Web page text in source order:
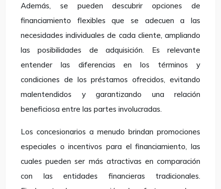
Además, se pueden descubrir opciones de
financiamiento flexibles que se adecuen a las
necesidades individuales de cada cliente, ampliando
las posibilidades de adquisición. Es relevante
entender las diferencias en los términos y
condiciones de los préstamos ofrecidos, evitando
malentendidos y garantizando una relación
beneficiosa entre las partes involucradas.
Los concesionarios a menudo brindan promociones
especiales o incentivos para el financiamiento, las
cuales pueden ser más atractivas en comparación
con las entidades financieras tradicionales.